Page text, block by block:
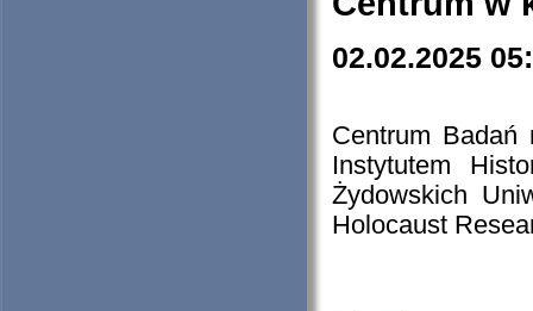
02.02.2025
Centrum Badań
Instytutem
Żydowskich
Holocaust